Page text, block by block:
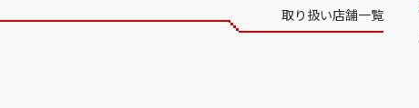
取り扱い店舗一覧